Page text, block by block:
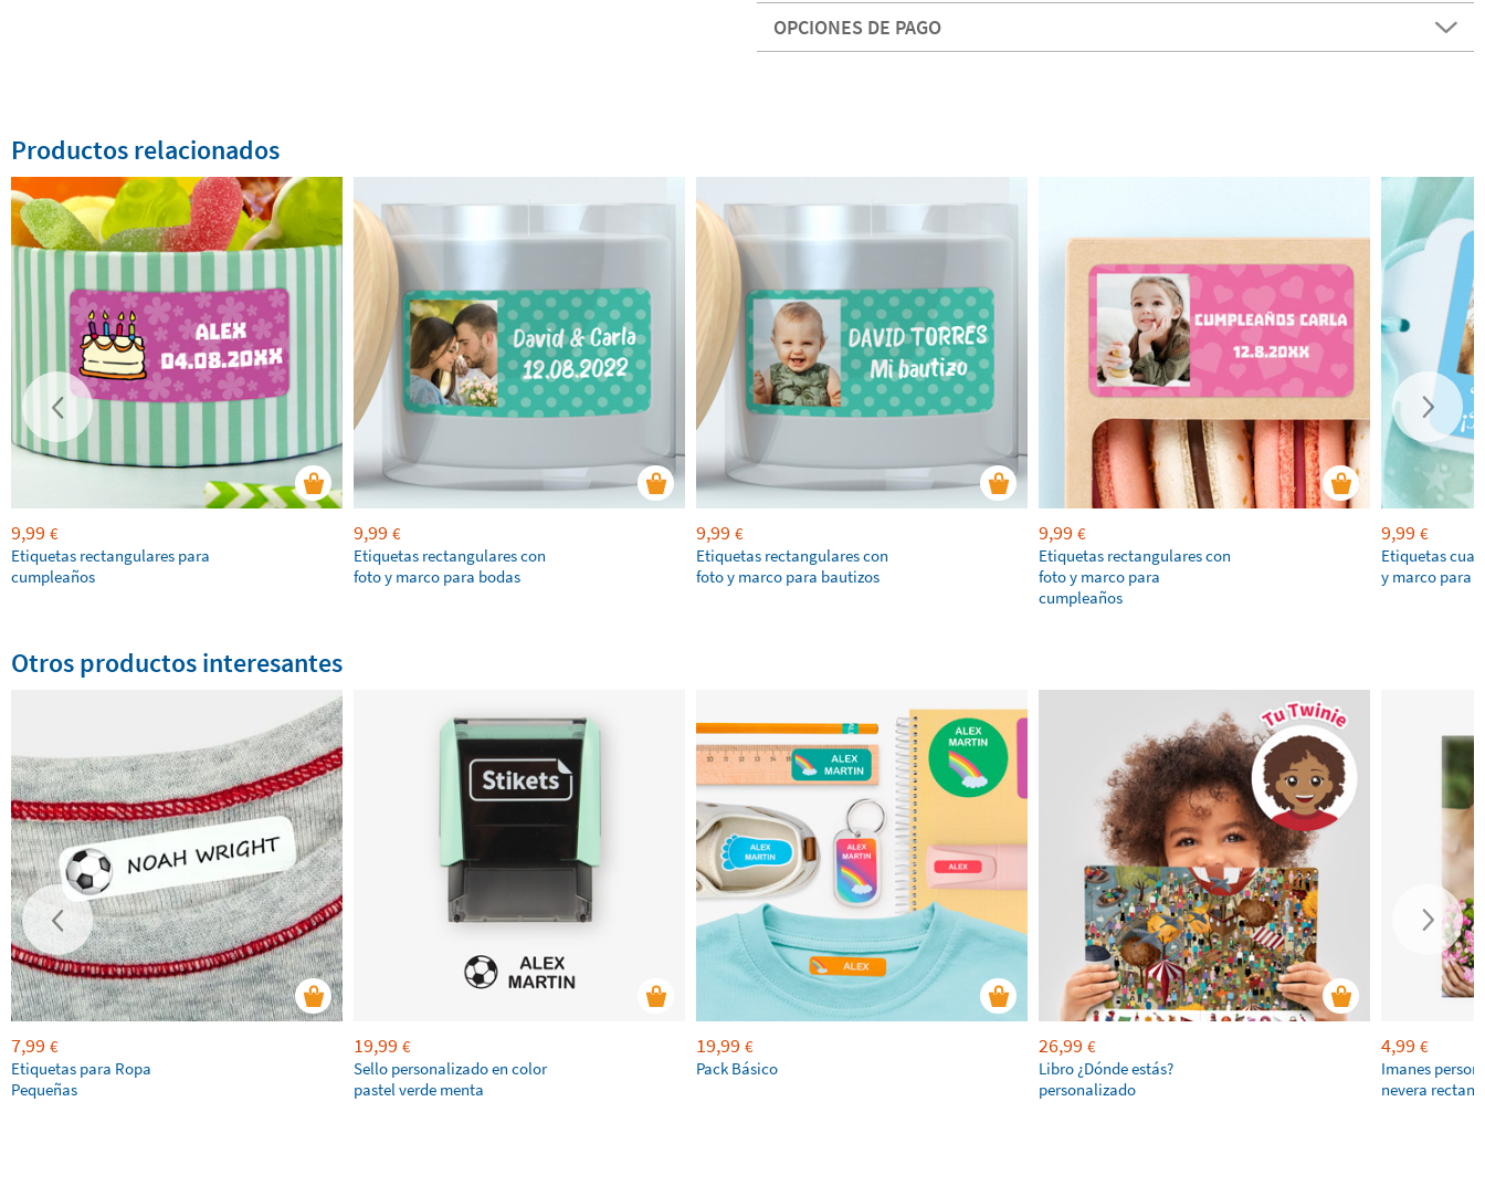
OPCIONES DE PAGO
Productos relacionados
9,99 €
Etiquetas rectangulares para
cumpleaños
9,99 €
Etiquetas rectangulares con
foto y marco para bodas
9,99 €
Etiquetas rectangulares con
foto y marco para bautizos
9,99 €
Etiquetas rectangulares con
foto y marco para
cumpleaños
9,99 €
Etiquetas
y marco para
Otros productos interesantes
7,99 €
Etiquetas para Ropa
Pequeñas
19,99 €
Sello personalizado en color
pastel verde menta
19,99 €
Pack Básico
26,99 €
Libro ¿Dónde estás?
personalizado
4,99 €
Imanes
nevera